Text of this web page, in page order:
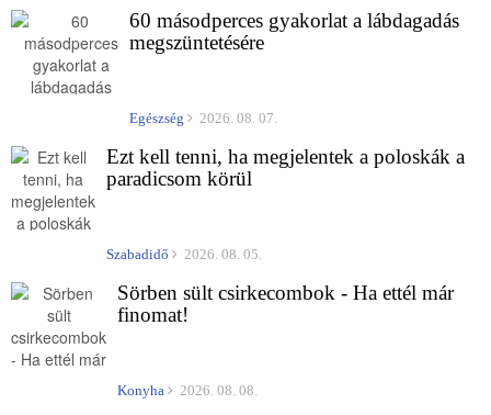
60 másodperces gyakorlat a lábdagadás
megszüntetésére
Egészség 2026. 08. 07.
Ezt kell tenni, ha megjelentek a poloskák a
paradicsom körül
Szabadidő 2026. 08. 05.
Sörben sült csirkecombok - Ha ettél már
finomat!
Konyha 2026. 08. 08.